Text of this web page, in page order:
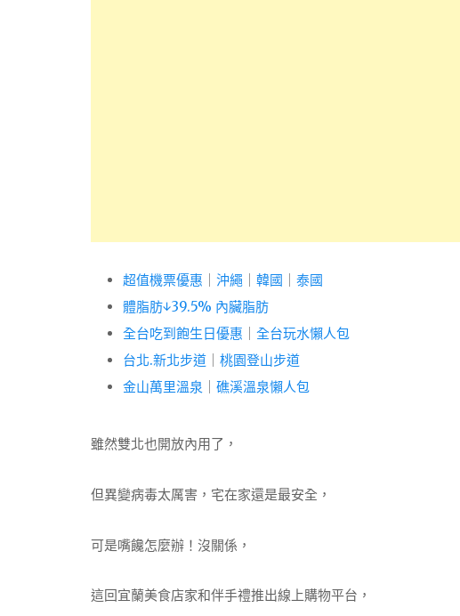
超值機票優惠 沖繩 韓國
泰國
體脂肪↓39.5% 內臟脂肪
全台吃到飽生日優惠
全台玩水懶人包
台北.新北步道
桃園登山步道
金山萬里溫泉
礁溪溫泉懶人包
雖然雙北也開放內用了，
但異變病毒太厲害，宅在家還是最安全，
可是嘴饞怎麼辦！沒關係，
這回宜蘭美食店家和伴手禮推出線上購物平台，